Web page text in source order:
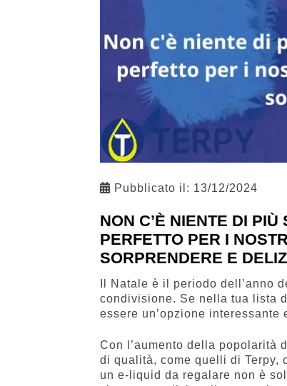
Pubblicato il: 13/12/2024
NON C’È NIENTE DI
PERFETTO PER I
SORPRENDERE E
Il Natale è il periodo dell’anno
condivisione. Se nella tua lista
essere un’opzione
Con l’aumento della popolarità
di qualità, come quelli di Terpy,
un e-liquid da regalare non è